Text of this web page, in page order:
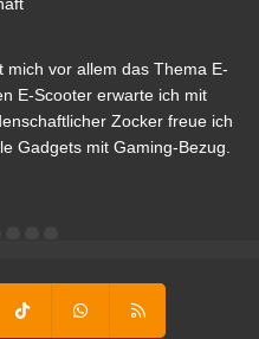
mich vor allem das Thema E-
E-Scooter erwarte ich mit
Zocker freue ich
Gadgets mit Gaming-Bezug.